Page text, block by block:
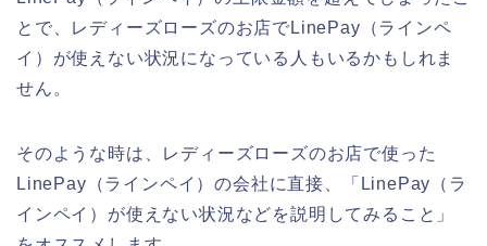
とで、レディーズローズのお店でLinePay（ラインペ
イ）が使えない状況になっている人もいるかもしれま
せん。
そのような時は、レディーズローズのお店で使った
LinePay（ラインペイ）の会社に直接、「LinePay（ラ
インペイ）が使えない状況などを説明してみること」